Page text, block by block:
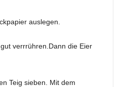
auslegen.
verrrühren.Dann die Eier
Teig sieben. Mit dem